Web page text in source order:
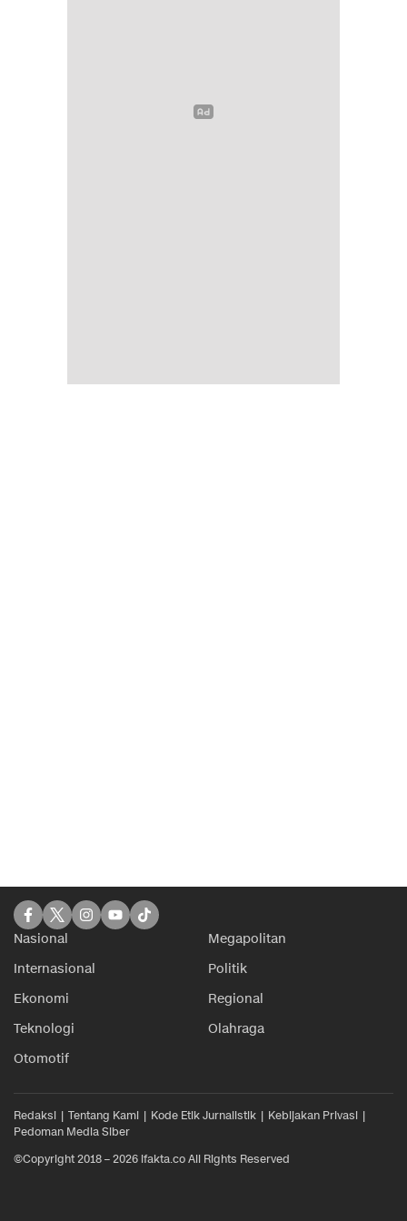
Nasional
Megapolitan
Internasional
Politik
Ekonomi
Regional
Teknologi
Olahraga
Otomotif
Redaksi Tentang Kami Kode Etik Jurnalistik
Kebijakan Privasi
Pedoman Media Siber
©Copyright 2018 – 2026 ifakta.co All Rights Reserved